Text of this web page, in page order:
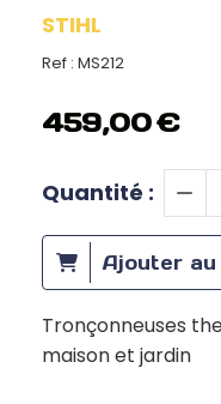
STIHL
Ref : MS212
459,00€
Quantité :
Ajouter
Tronçonneuses
maison et jardin